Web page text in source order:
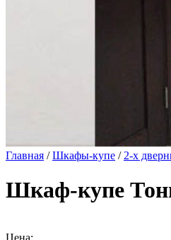
Главная /Шкафы-купе / 2-х
Шкаф-купе
Цена: